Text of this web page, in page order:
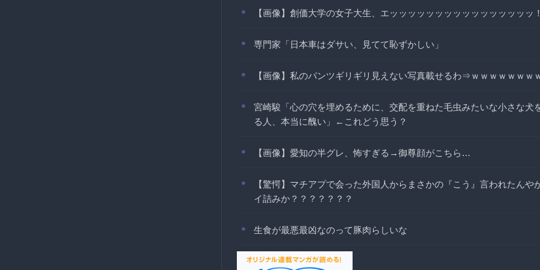
【画像】創価大学の女子大生、エッッッッッッッッッッッッッッッッ！
専門家「日本車はダサい、見てて恥ずかしい」
【画像】私のパンツギリギリ見えない写真載せるわ⇒ｗｗｗｗｗｗｗ
宮崎駿「心の穴を埋めるために、交配を重ねた毛虫みたいな小さな犬
る人、本当に醜い」←これどう思う？
【画像】愛知の半グレ、怖すぎる→御尊顔がこちら…
【驚愕】マチアプで会った外国人からまさかの『こう』言われたんや
イ詰みか？？？？？？？
生食が最悪最凶なのって豚肉らしいな